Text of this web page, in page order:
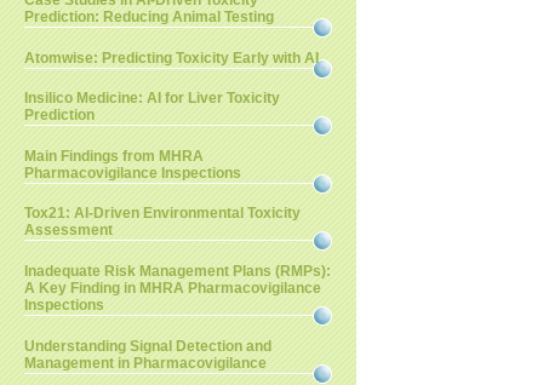
Prediction: Reducing Animal Testing
Atomwise: Predicting Toxicity Early with AI
Insilico Medicine: AI for Liver Toxicity
Prediction
Main Findings from MHRA
Pharmacovigilance Inspections
Tox21: AI-Driven Environmental Toxicity
Assessment
Inadequate Risk Management Plans (RMPs):
A Key Finding in MHRA Pharmacovigilance
Inspections
Understanding Signal Detection and
Management in Pharmacovigilance